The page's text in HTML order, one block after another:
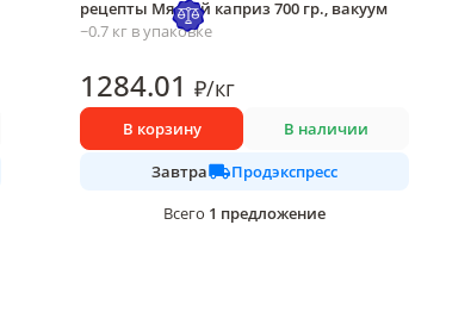
рецепты Мясной каприз 700 гр., вакуум
~0.7 кг в упаковке
1284.01 ₽/кг
В корзину В наличии
Завтра
Продэкспресс
Всего 1 предложение